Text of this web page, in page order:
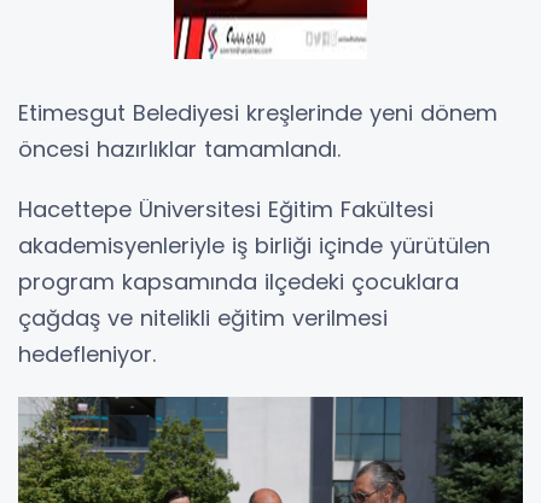
Etimesgut Belediyesi kreşlerinde yeni dönem
öncesi hazırlıklar tamamlandı.
Hacettepe Üniversitesi Eğitim Fakültesi
akademisyenleriyle iş birliği içinde yürütülen
program kapsamında ilçedeki çocuklara
çağdaş ve nitelikli eğitim verilmesi
hedefleniyor.